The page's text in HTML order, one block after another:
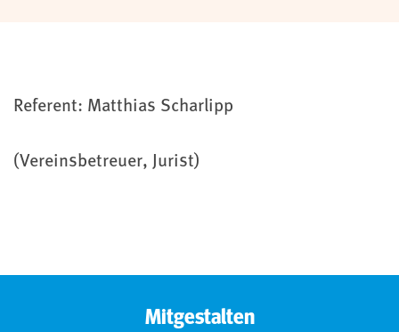
Referent: Matthias Scharlipp
(Vereinsbetreuer, Jurist)
Mitgestalten